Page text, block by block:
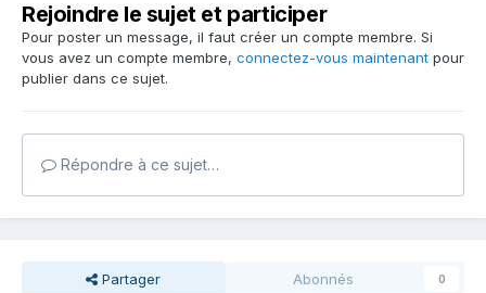
Rejoindre le sujet et participer
Pour poster un message, il faut créer un compte membre. Si
vous avez un compte membre, connectez-vous maintenant pour
publier dans ce sujet.
Répondre à ce sujet…
Partager Abonnés 0